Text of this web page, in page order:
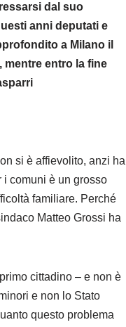
dal suo
anni deputati e
a Milano il
entro la fine
si è affievolito, anzi ha
i comuni è un grosso
familiare. Perché
Matteo Grossi ha
cittadino – e non è
e non lo Stato
questo problema